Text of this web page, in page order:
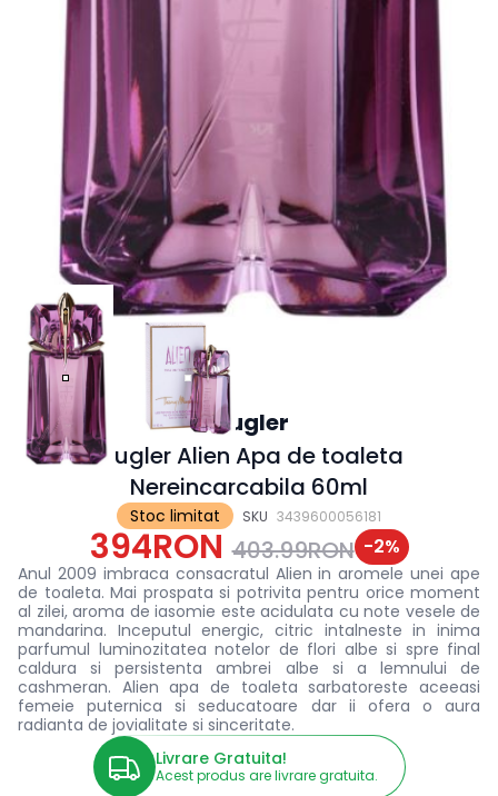
Stoc limitat SKU 3439600056181
Mugler
Mugler Alien Apa de toaleta
Nereincarcabila 60ml
394RON 403.99RON -2%
Anul 2009 imbraca consacratul Alien in aromele unei ape
de toaleta. Mai prospata si potrivita pentru orice moment
al zilei, aroma de iasomie este acidulata cu note vesele de
mandarina. Inceputul energic, citric intalneste in inima
parfumul luminozitatea notelor de flori albe si spre final
caldura si persistenta ambrei albe si a lemnului de
cashmeran. Alien apa de toaleta sarbatoreste aceeasi
femeie puternica si seducatoare dar ii ofera o aura
radianta de jovialitate si sinceritate.
Livrare Gratuita!
Acest produs are livrare gratuita.